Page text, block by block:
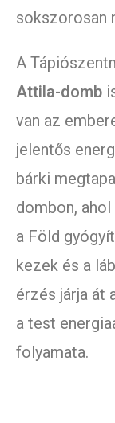
sokszorosan
A
Attila-domb
van az
jelentős
bárki
dombon,
a Föld
kezek és a
érzés járja át
a test
folyamata.